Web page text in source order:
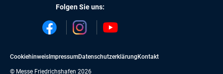
Folgen Sie uns:
Cookiehinweis ImpressumDatenschutzerklärung Kontakt
© Messe Friedrichshafen 2026